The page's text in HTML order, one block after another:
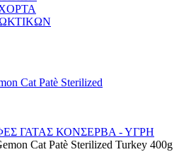
ΓΑΤΑΣ ΚΟΝΣΕΡΒΑ - ΥΓΡΗ
Cat Patè Sterilized Turkey 400g